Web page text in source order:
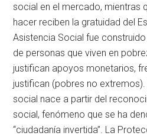
social en el mercado, mientras
hacer reciben la gratuidad del
Asistencia Social fue
de personas que viven en
justifican apoyos monetarios,
justifican (pobres no
social nace a partir del
social, fenómeno que se ha
“ciudadanía invertida”. La